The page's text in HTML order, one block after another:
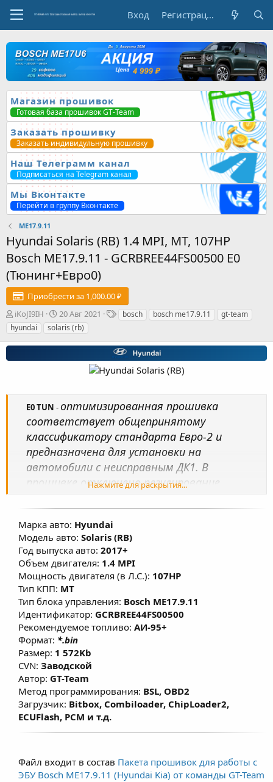
Вход Регистрация
Магазин прошивок
Готовая база прошивок GT-Team
Заказать прошивку
Заказать индивидульную прошивку
Наш Телеграмм канал
Подписаться на Telegram канал
Мы Вконтакте
Перейти в группу Вконтакте
ME17.9.11
Hyundai Solaris (RB) 1.4 MPI, MT, 107HP
Bosch ME17.9.11 - GCRBREE44FS00500 E0
(Тюнинг+Евро0)
Приобрести за 1,000.00 ₽
А
в
т
о
iKoJI9IH
Д
а
т
а
н
и
я
20 Авг 2021
Т
и
bosch bosch me17.9.11
gt-team
hyundai
solaris (rb)
E0 TUN - оптимизированная прошивка
соответствует общепринятому
классификатору стандарта Евро-2 и
предназначена для установки на
автомобили с неисправным ДК1. В
прошивке отключено регулирование
кислорода, исключен из комплектации ДК1.
Произведена настройка карт
топливоподачи, УОЗ, коррекции УОЗ,
изменены факторы, влияющие на расчет
моментной модели, что позволяет
улучшить эластичность и динамику без
существенного изменения расхода топлива
при сохранении ресурса ДВС.
Нажмите для раскрытия...
Марка авто: Hyundai
Модель авто: Solaris (RB)
Год выпуска авто: 2017+
Объем двигателя: 1.4 MPI
Мощность двигателя (в Л.С.): 107HP
Тип КПП: MT
Тип блока управления: Bosch ME17.9.11
Идентификатор: GCRBREE44FS00500
Рекомендуемое топливо: АИ-95+
Формат: *.bin
Размер: 1 572Kb
CVN: Заводской
Автор: GT-Team
Метод программирования: BSL, OBD2
Загрузчик: Bitbox, Combiloader, ChipLoader2,
ECUFlash, PCM и т.д.
Файл входит в состав Пакета прошивок для работы с
ЭБУ Bosch ME17.9.11 (Hyundai Kia) от команды GT-Team